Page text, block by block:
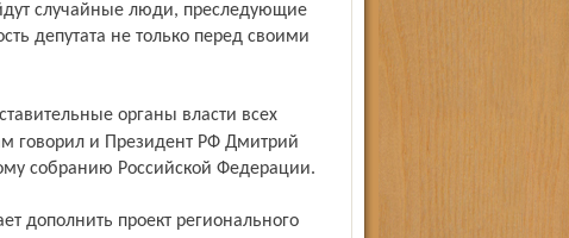
случайные люди, преследующие
депутата не только перед своими
говорил и Президент РФ Дмитрий
собранию Российской Федерации.